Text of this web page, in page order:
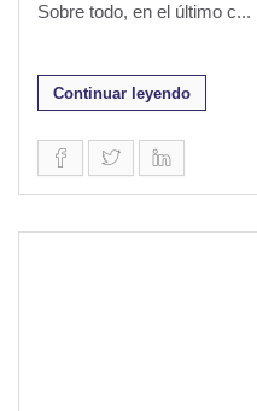
Sobre todo, en el último c...
Continuar leyendo